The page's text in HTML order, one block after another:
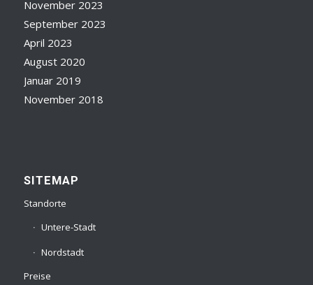
November 2023
September 2023
April 2023
August 2020
Januar 2019
November 2018
SITEMAP
Standorte
Untere-Stadt
Nordstadt
Preise